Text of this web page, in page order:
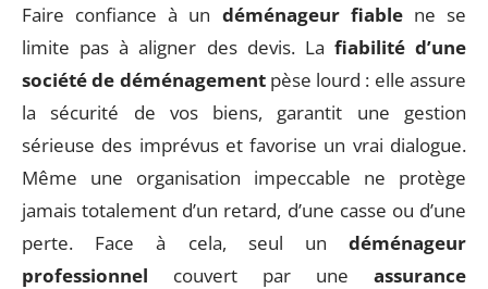
Faire confiance à un déménageur fiablene se
limite pas à aligner des devis. La fiabilité d’une
société de déménagementpèse lourd : elle assure
la sécurité de vos biens, garantit une gestion
sérieuse des imprévus et favorise un vrai dialogue.
Même une organisation impeccable ne protège
jamais totalement d’un retard, d’une casse ou d’une
perte. Face à cela, seul un déménageur
professionnel couvert par une assurance